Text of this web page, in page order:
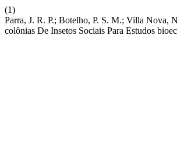
(1)
Parra, J. R. P.; Botelho, P. S. M.; Villa Nova,
colônias De Insetos Sociais Para Estudos